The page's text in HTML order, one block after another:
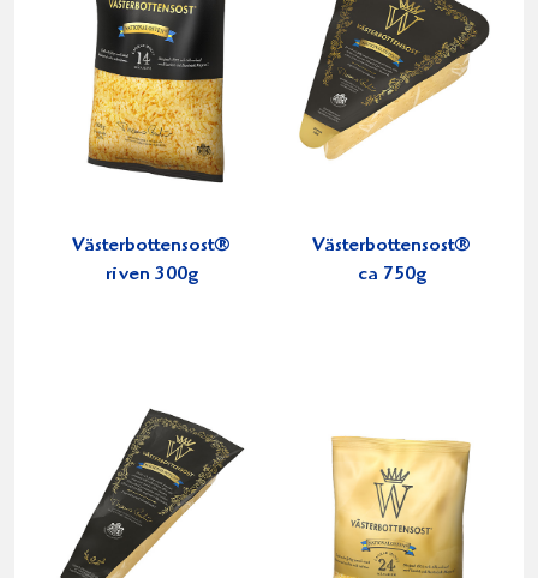
Västerbottensost®
riven 300g
Västerbottensost®
ca 750g